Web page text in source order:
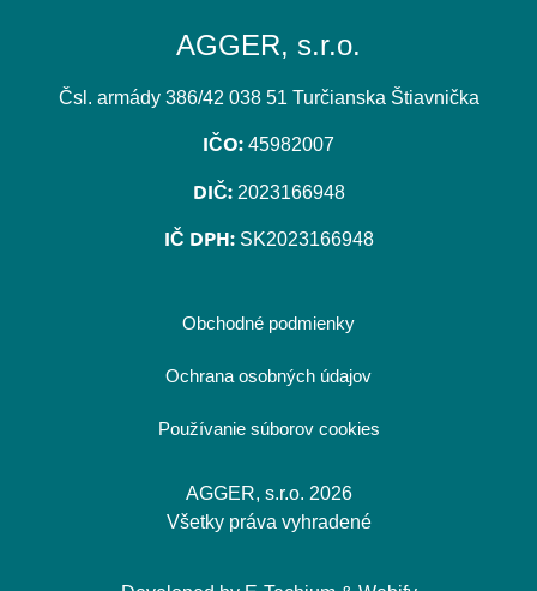
AGGER, s.r.o.
Čsl. armády 386/42 038 51 Turčianska Štiavnička
IČO: 45982007
DIČ: 2023166948
IČ DPH: SK2023166948
Obchodné podmienky
Ochrana osobných údajov
Používanie súborov cookies
AGGER, s.r.o. 2026
Všetky práva vyhradené